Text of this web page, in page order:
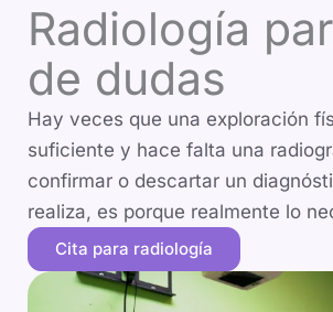
Radiología
de dudas
Hay veces que una exploración
suficiente y hace falta una
confirmar o descartar un
realiza, es porque realmente lo
Cita para radiología